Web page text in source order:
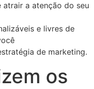
a atenção do seu
e livres de
de marketing.
os